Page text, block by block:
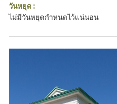
วันหยุด :
ไม่มีวันหยุดกำหนดไว้แน่นอน